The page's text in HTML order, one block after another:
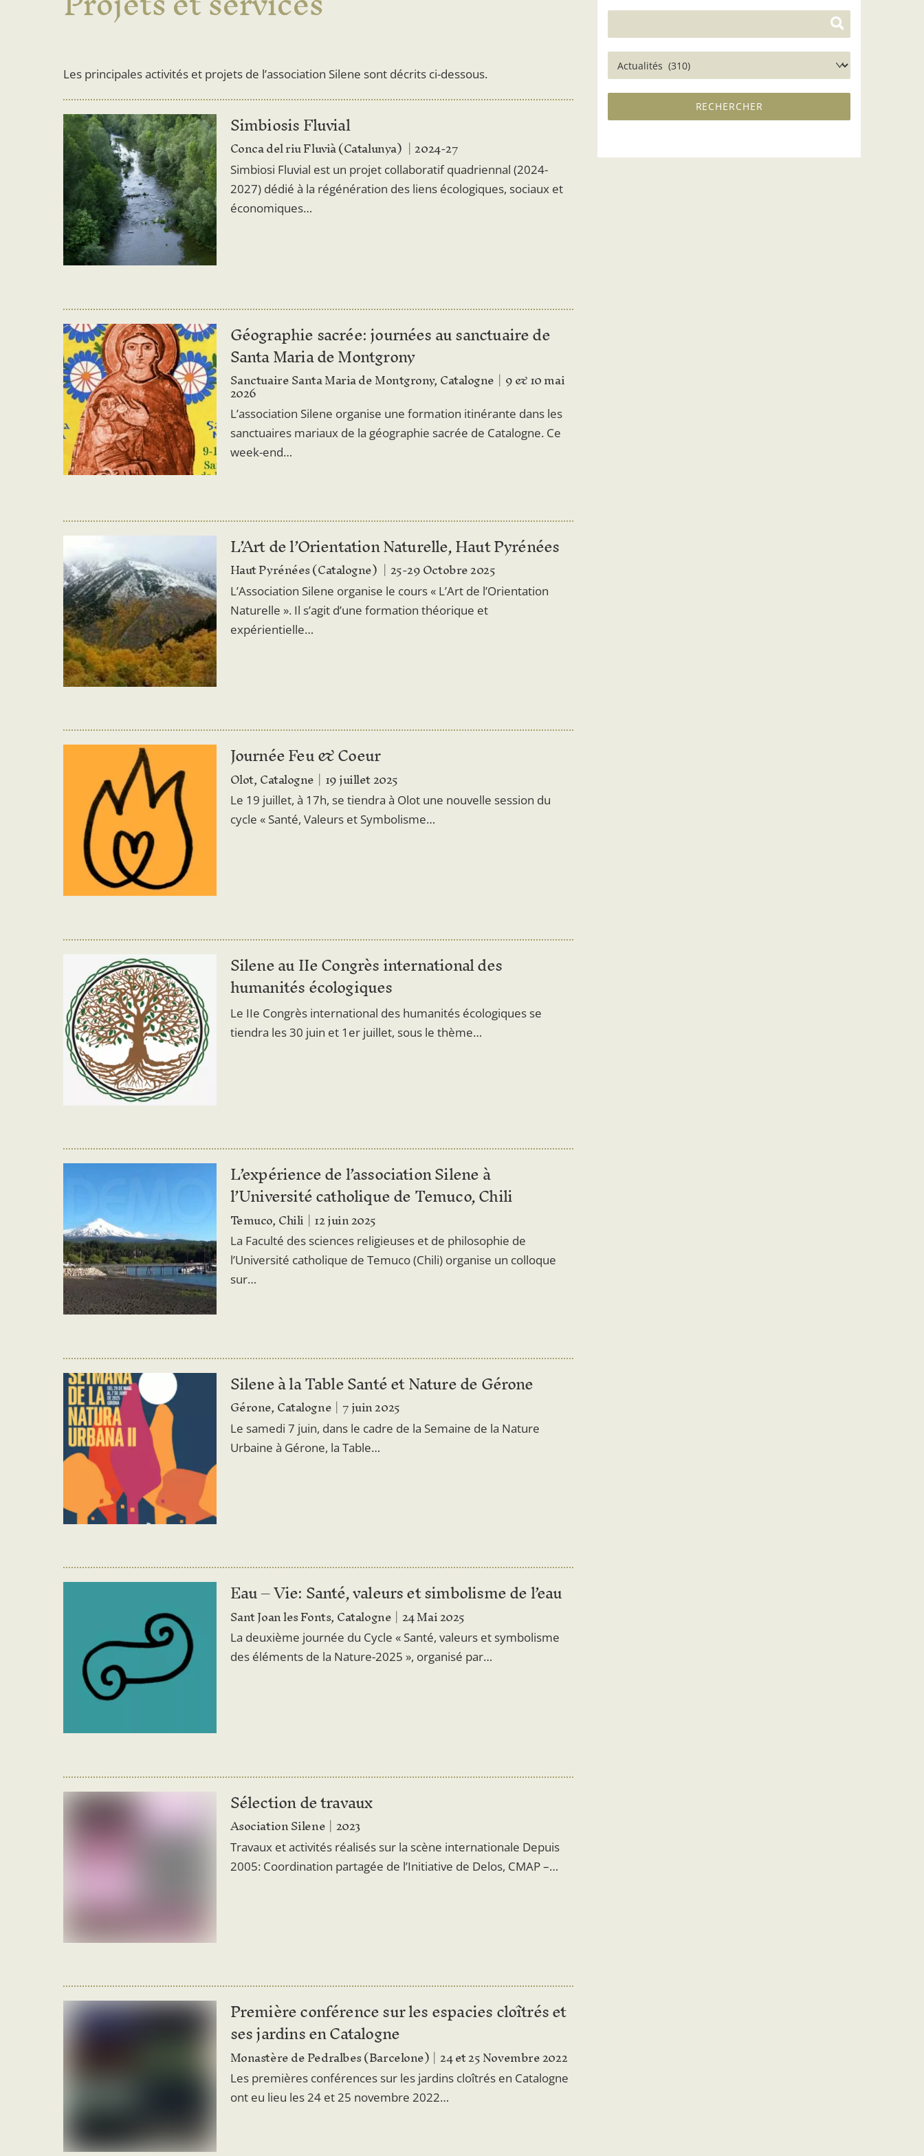
Les principales activités et projets de l’association Silene sont décrits ci-dessous.
Simbiosis Fluvial
Conca del riu Fluvià (Catalunya) 2024-27
Simbiosi Fluvial est un projet collaboratif quadriennal (2024-
2027) dédié à la régénération des liens écologiques, sociaux et
économiques…
Géographie sacrée: journées au sanctuaire de
Santa Maria de Montgrony
Sanctuaire Santa Maria de Montgrony, Catalogne 9 & 10 mai
2026
L’association Silene organise une formation itinérante dans les
sanctuaires mariaux de la géographie sacrée de Catalogne. Ce
week-end…
L’Art de l’Orientation Naturelle, Haut Pyrénées
Haut Pyrénées (Catalogne) 25-29 Octobre 2025
L’Association Silene organise le cours « L’Art de l’Orientation
Naturelle ». Il s’agit d’une formation théorique et
expérientielle…
Journée Feu & Coeur
Olot, Catalogne 19 juillet 2025
Le 19 juillet, à 17h, se tiendra à Olot une nouvelle session du
cycle « Santé, Valeurs et Symbolisme…
Silene au IIe Congrès international des
humanités écologiques
Le IIe Congrès international des humanités écologiques se
tiendra les 30 juin et 1er juillet, sous le thème…
L’expérience de l’association Silene à
l’Université catholique de Temuco, Chili
Temuco, Chili 12 juin 2025
La Faculté des sciences religieuses et de philosophie de
l’Université catholique de Temuco (Chili) organise un colloque
sur…
Silene à la Table Santé et Nature de Gérone
Gérone, Catalogne 7 juin 2025
Le samedi 7 juin, dans le cadre de la Semaine de la Nature
Urbaine à Gérone, la Table…
Eau – Vie: Santé, valeurs et simbolisme de l’eau
Sant Joan les Fonts, Catalogne 24 Mai 2025
La deuxième journée du Cycle « Santé, valeurs et symbolisme
des éléments de la Nature-2025 », organisé par…
Sélection de travaux
Asociation Silene 2023
Travaux et activités réalisés sur la scène internationale Depuis
2005: Coordination partagée de l’Initiative de Delos, CMAP –…
Première conférence sur les espacies cloîtrés et
ses jardins en Catalogne
Monastère de Pedralbes (Barcelone) 24 et 25 Novembre 2022
Les premières conférences sur les jardins cloîtrés en Catalogne
ont eu lieu les 24 et 25 novembre 2022…